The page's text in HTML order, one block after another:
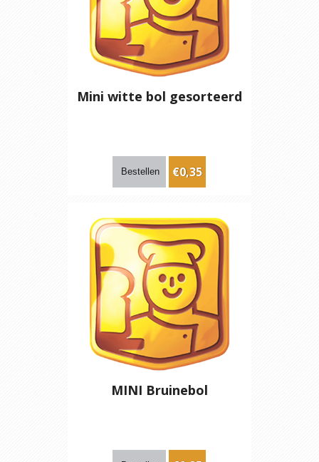
Mini witte bol gesorteerd
€0,35
MINI Bruinebol